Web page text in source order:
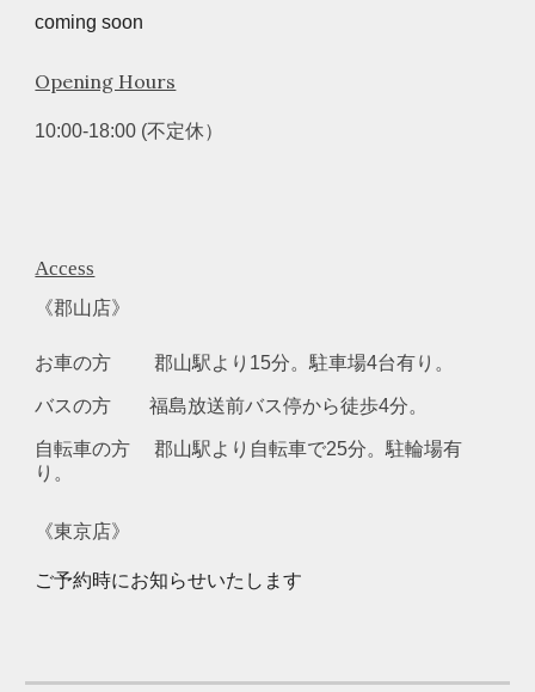
coming soon
Opening Hours
10:00-18:00 (不定休）
Access
《郡山店》
お車の方郡山駅より15分。駐車場4台有り。
バスの方福島放送前バス停から徒歩4分。
自転車の方 郡山駅より自転車で25分。駐輪場有
り。
《東京店》
ご予約時にお知らせいたします